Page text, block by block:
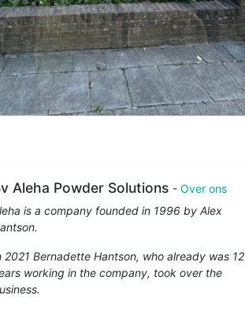
Aleha Powder Solutions - Over ons
is a company founded in 1996 by Alex
2021 Bernadette Hantson, who already was 12
working in the company, took over the